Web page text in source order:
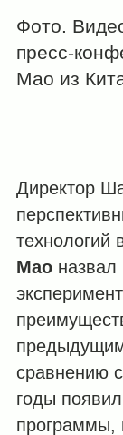
Фото.
пресс-
Мао из
Директор
технологий
Маоназвал
сравнению
годы
программы,